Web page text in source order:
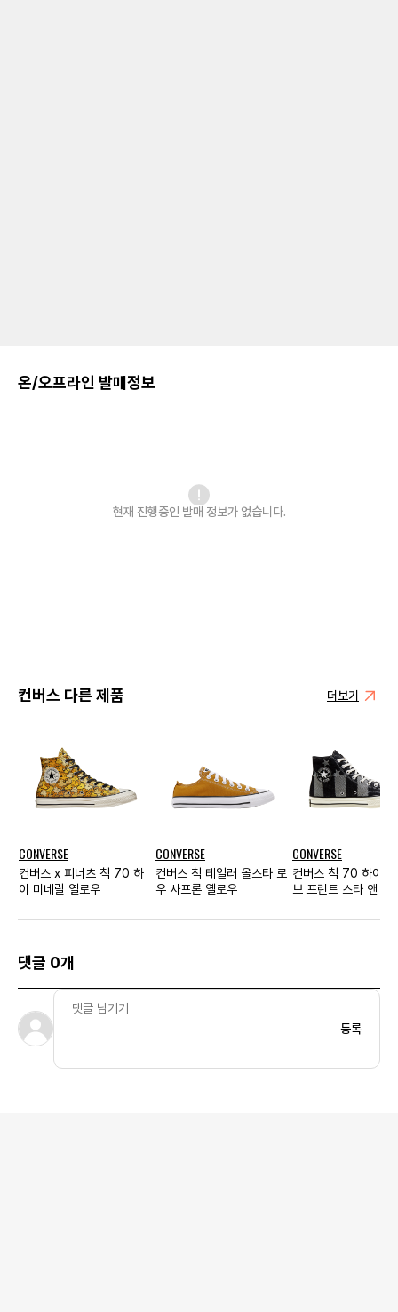
온/오프라인 발매정보
현재 진행중인 발매 정보가 없습니다.
컨버스 다른 제품 더보기
CONVERSE
컨버스 x 피너츠 척 70 하
이 미네랄 옐로우
CONVERSE
컨버스 척 테일러 올스타 로
우 사프론 옐로우
CONVERSE
컨버스 척 70 하이
브 프린트 스타 앤 스
댓글 0개
등록